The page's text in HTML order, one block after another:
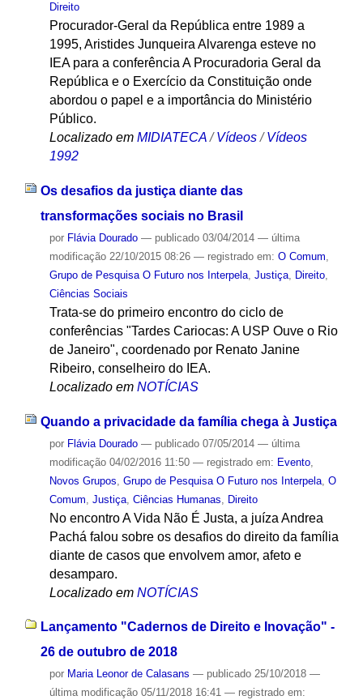
Direito
Procurador-Geral da República entre 1989 a
1995, Aristides Junqueira Alvarenga esteve no
IEA para a conferência A Procuradoria Geral da
República e o Exercício da Constituição onde
abordou o papel e a importância do Ministério
Público.
Localizado em MIDIATECA /Vídeos /Vídeos
1992
Os desafios da justiça diante das
transformações sociais no Brasil
por Flávia Dourado — publicado03/04/2014 — última
modificação22/10/2015 08:26 — registrado em: O Comum,
Grupo de Pesquisa O Futuro nos Interpela, Justiça, Direito,
Ciências Sociais
Trata-se do primeiro encontro do ciclo de
conferências "Tardes Cariocas: A USP Ouve o Rio
de Janeiro", coordenado por Renato Janine
Ribeiro, conselheiro do IEA.
Localizado em NOTÍCIAS
Quando a privacidade da família chega à Justiça
por Flávia Dourado — publicado07/05/2014 — última
modificação04/02/2016 11:50 — registrado em: Evento,
Novos Grupos Grupo de Pesquisa O Futuro nos Interpela, O
Comum Justiça, Ciências Humanas Direito
No encontro A Vida Não É Justa, a juíza Andrea
Pachá falou sobre os desafios do direito da família
diante de casos que envolvem amor, afeto e
desamparo.
Localizado em NOTÍCIAS
Lançamento "Cadernos de Direito e Inovação" -
26 de outubro de 2018
por Maria Leonor de Calasans — publicado25/10/2018 —
última modificação05/11/2018 16:41 — registrado em: